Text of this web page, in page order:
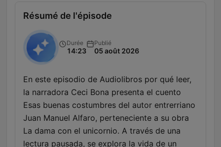
Résumé de l'épisode
Durée
14:23
Publié
05 août 2026
En este episodio de Audiolibros por qué leer,
la narradora Ceci Bona presenta el cuento
Esas buenas costumbres del autor entrerriano
Juan Manuel Alfaro, perteneciente a su obra
La dama con el unicornio. A través de una
lectura pausada, se explora la vida de un